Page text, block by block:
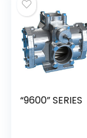
“9600” SERIES